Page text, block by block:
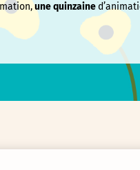
une quinzaine